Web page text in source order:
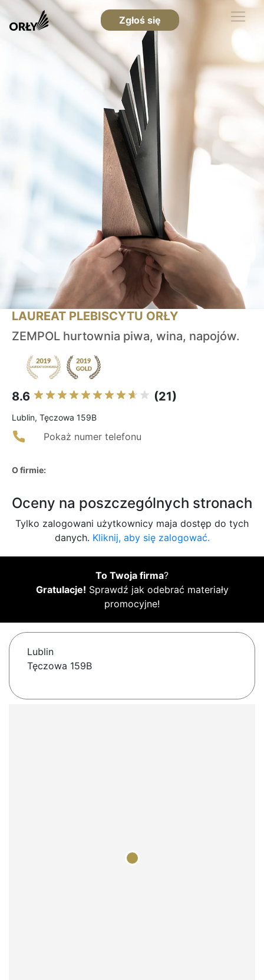
Zgłoś się
LAUREAT PLEBISCYTU ORŁY
ZEMPOL hurtownia piwa, wina, napojów.
8.6 (21)
Lublin, Tęczowa 159B
Pokaż numer telefonu
O firmie:
Oceny na poszczególnych stronach
Tylko zalogowani użytkownicy maja dostęp do tych
danych. Kliknij, aby się zalogować.
To Twoja firma?
Gratulacje! Sprawdź jak odebrać materiały
promocyjne!
Lublin
Tęczowa 159B